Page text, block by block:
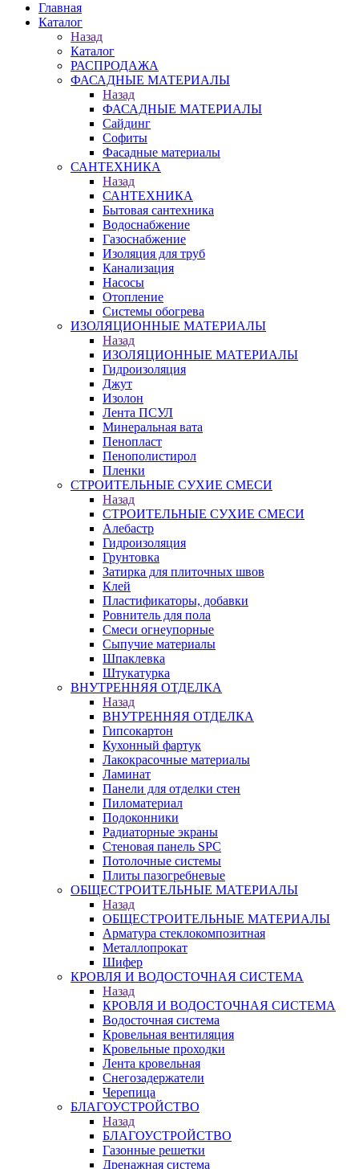
Главная
Каталог
Назад
Каталог
РАСПРОДАЖА
ФАСАДНЫЕ МАТЕРИАЛЫ
Назад
ФАСАДНЫЕ МАТЕРИАЛЫ
Сайдинг
Софиты
Фасадные материалы
САНТЕХНИКА
Назад
САНТЕХНИКА
Бытовая сантехника
Водоснабжение
Газоснабжение
Изоляция для труб
Канализация
Насосы
Отопление
Системы обогрева
ИЗОЛЯЦИОННЫЕ МАТЕРИАЛЫ
Назад
ИЗОЛЯЦИОННЫЕ МАТЕРИАЛЫ
Гидроизоляция
Джут
Изолон
Лента ПСУЛ
Минеральная вата
Пенопласт
Пенополистирол
Пленки
СТРОИТЕЛЬНЫЕ СУХИЕ СМЕСИ
Назад
СТРОИТЕЛЬНЫЕ СУХИЕ СМЕСИ
Алебастр
Гидроизоляция
Грунтовка
Затирка для плиточных швов
Клей
Пластификаторы, добавки
Ровнитель для пола
Смеси огнеупорные
Сыпучие материалы
Шпаклевка
Штукатурка
ВНУТРЕННЯЯ ОТДЕЛКА
Назад
ВНУТРЕННЯЯ ОТДЕЛКА
Гипсокартон
Кухонный фартук
Лакокрасочные материалы
Ламинат
Панели для отделки стен
Пиломатериал
Подоконники
Радиаторные экраны
Стеновая панель SPC
Потолочные системы
Плиты пазогребневые
ОБЩЕСТРОИТЕЛЬНЫЕ МАТЕРИАЛЫ
Назад
ОБЩЕСТРОИТЕЛЬНЫЕ МАТЕРИАЛЫ
Арматура стеклокомпозитная
Металлопрокат
Шифер
КРОВЛЯ И ВОДОСТОЧНАЯ СИСТЕМА
Назад
КРОВЛЯ И ВОДОСТОЧНАЯ СИСТЕМА
Водосточная система
Кровельная вентиляция
Кровельные проходки
Лента кровельная
Снегозадержатели
Черепица
БЛАГОУСТРОЙСТВО
Назад
БЛАГОУСТРОЙСТВО
Газонные решетки
Дренажная система